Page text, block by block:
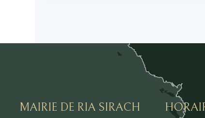
MAIRIE DE RIA SIRACH